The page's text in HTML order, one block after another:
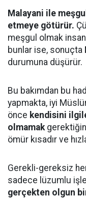
Malayani ile
etmeye götürür.
meşgul olmak
bunlar ise, sonuçta
durumuna düşürür.
Bu bakımdan bu
yapmakta, iyi
önce kendisini
olmamak
ömür kısadır ve
Gerekli-gereksiz
sadece lüzumlu
gerçekten olgun